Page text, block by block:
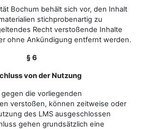
Bochum behält sich vor, den Inhalt
stichprobenartig zu
Recht verstoßende Inhalte
ohne Ankündigung entfernt werden.
§ 6
von der Nutzung
die vorliegenden
verstoßen, können zeitweise oder
des LMS ausgeschlossen
gehen grundsätzlich eine